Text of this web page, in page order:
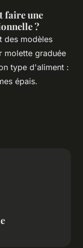
faire une
?
des modèles
molette graduée
type d'aliment :
épais.